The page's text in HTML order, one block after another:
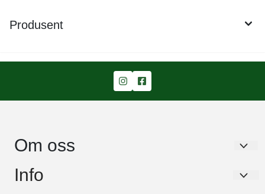
Produsent
Om oss
Garden Living AS
Info